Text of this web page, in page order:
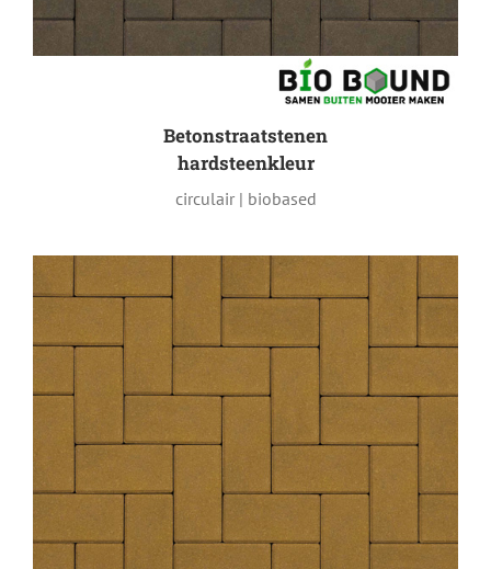
Betonstraatstenen
hardsteenkleur
circulair | biobased